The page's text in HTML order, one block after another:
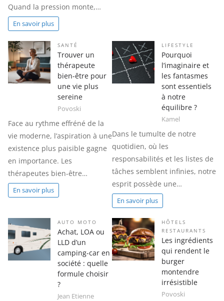
Quand la pression monte,…
En savoir plus
SANTÉ
Trouver un
thérapeute
bien-être pour
une vie plus
sereine
Povoski
Face au rythme effréné de la
vie moderne, l’aspiration à une
existence plus paisible gagne
en importance. Les
thérapeutes bien-être…
En savoir plus
LIFESTYLE
Pourquoi
l’imaginaire et
les fantasmes
sont essentiels
à notre
équilibre ?
Kamel
Dans le tumulte de notre
quotidien, où les
responsabilités et les listes de
tâches semblent infinies, notre
esprit possède une…
En savoir plus
AUTO MOTO
Achat, LOA ou
LLD d’un
camping-car en
société : quelle
formule choisir
?
Jean Etienne
HÔTELS
RESTAURANTS
Les ingrédients
qui rendent le
burger
montendre
irrésistible
Povoski